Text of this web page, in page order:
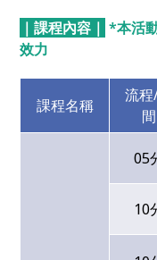
｜課程內容｜ *本活
效力
課程名稱
流
間
05
10